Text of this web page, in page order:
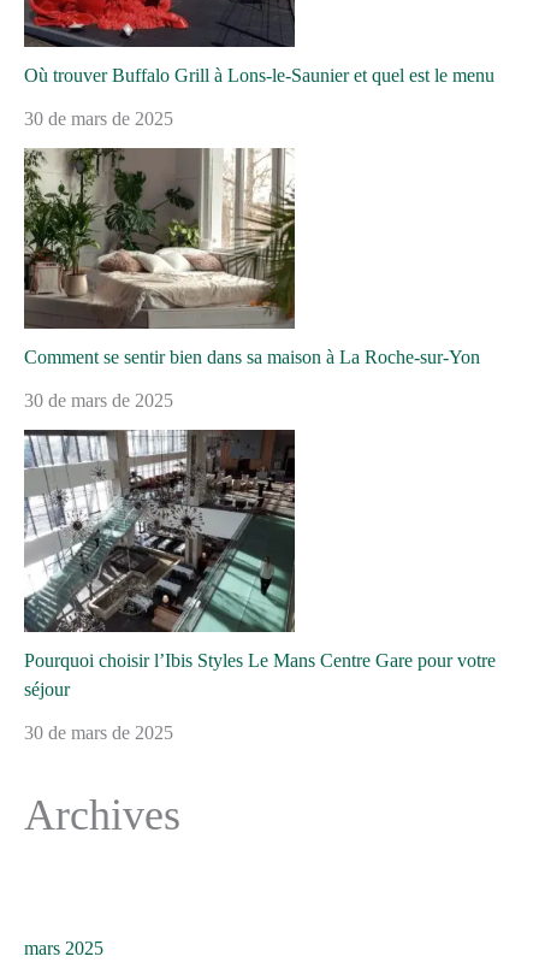
Où trouver Buffalo Grill à Lons-le-Saunier et quel est le menu
30 de mars de 2025
Comment se sentir bien dans sa maison à La Roche-sur-Yon
30 de mars de 2025
Pourquoi choisir l’Ibis Styles Le Mans Centre Gare pour votre
séjour
30 de mars de 2025
Archives
mars 2025